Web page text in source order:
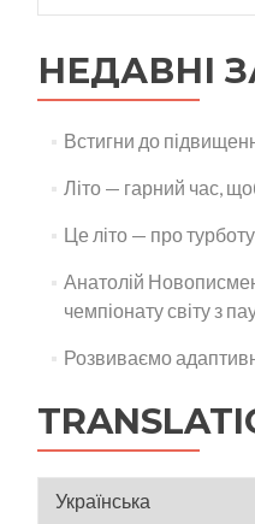
НЕДАВНІ
Встигни до
Літо — гарний час,
Це літо — про
Анатолій
чемпіонату світу з
Розвиваємо